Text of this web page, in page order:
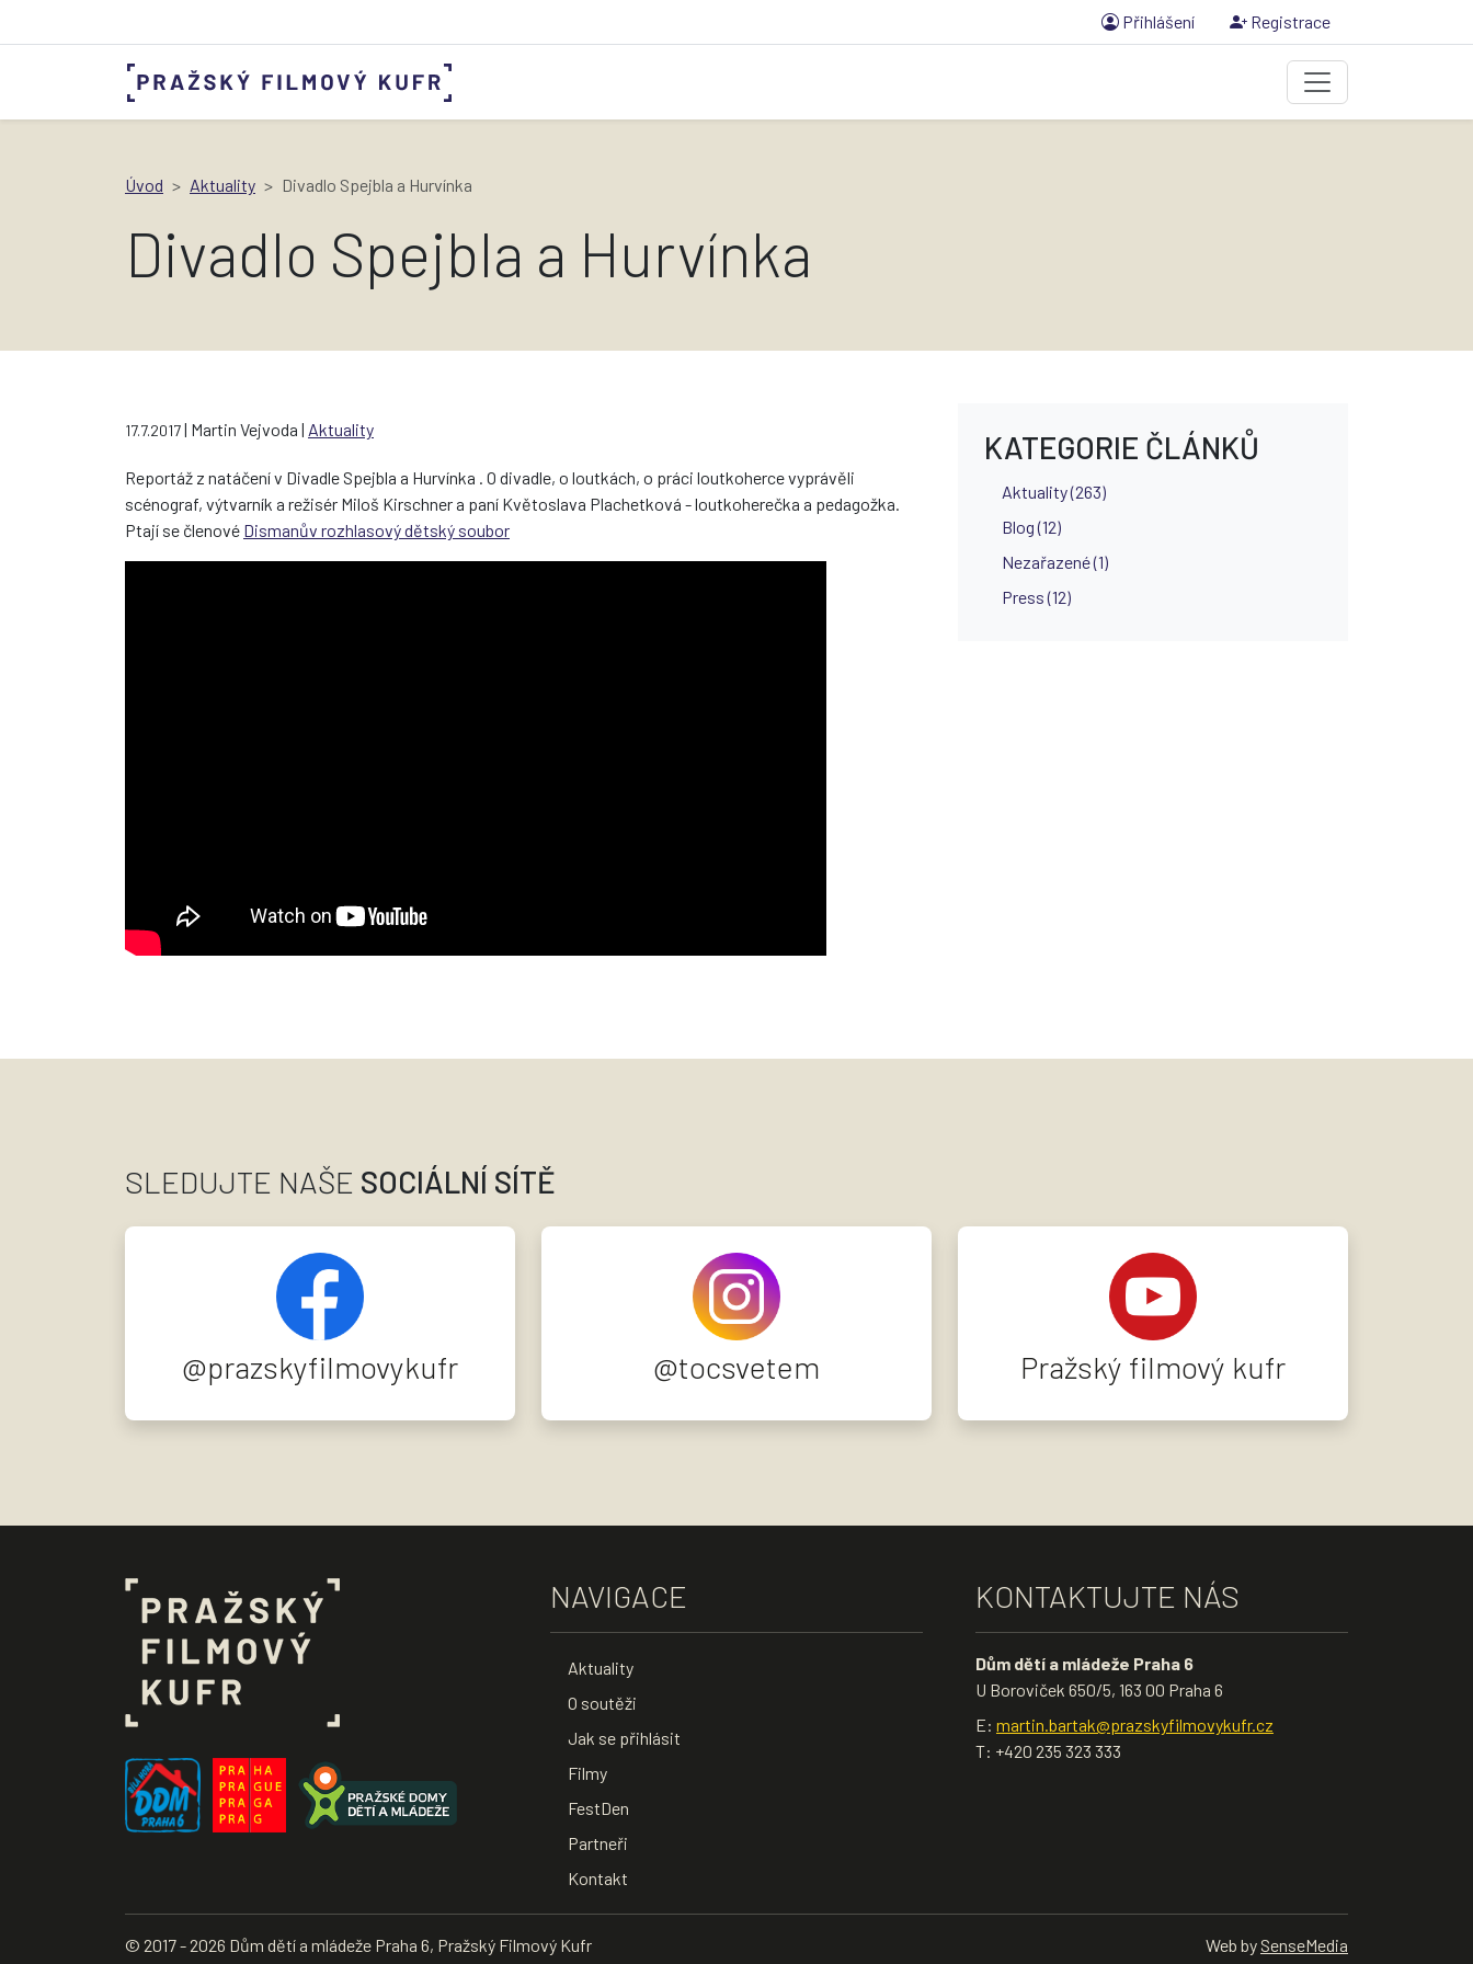
Přihlášení Registrace
Úvod Aktuality Divadlo Spejbla a Hurvínka
Divadlo Spejbla a Hurvínka
17.7.2017| Martin Vejvoda | Aktuality
Reportáž z natáčení v Divadle Spejbla a Hurvínka . O divadle, o loutkách, o práci loutkoherce vyprávěli
scénograf, výtvarník a režisér Miloš Kirschner a paní Květoslava Plachetková - loutkoherečka a pedagožka.
Ptají se členové Dismanův rozhlasový dětský soubor
KATEGORIE ČLÁNKŮ
Aktuality (263)
Blog (12)
Nezařazené (1)
Press (12)
SLEDUJTE NAŠE SOCIÁLNÍ SÍTĚ
@prazskyfilmovykufr @tocsvetem Pražský filmový kufr
NAVIGACE
Aktuality
O soutěži
Jak se přihlásit
Filmy
FestDen
Partneři
Kontakt
KONTAKTUJTE NÁS
Dům dětí a mládeže Praha 6
U Boroviček 650/5, 163 00 Praha 6
E: martin.bartak@prazskyfilmovykufr.cz
T: +420 235 323 333
© 2017 - 2026 Dům dětí a mládeže Praha 6, Pražský Filmový Kufr Web by SenseMedia